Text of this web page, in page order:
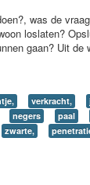
was de
loslaten?
gaan? Uit de
verkracht,
negers paal
zwarte,